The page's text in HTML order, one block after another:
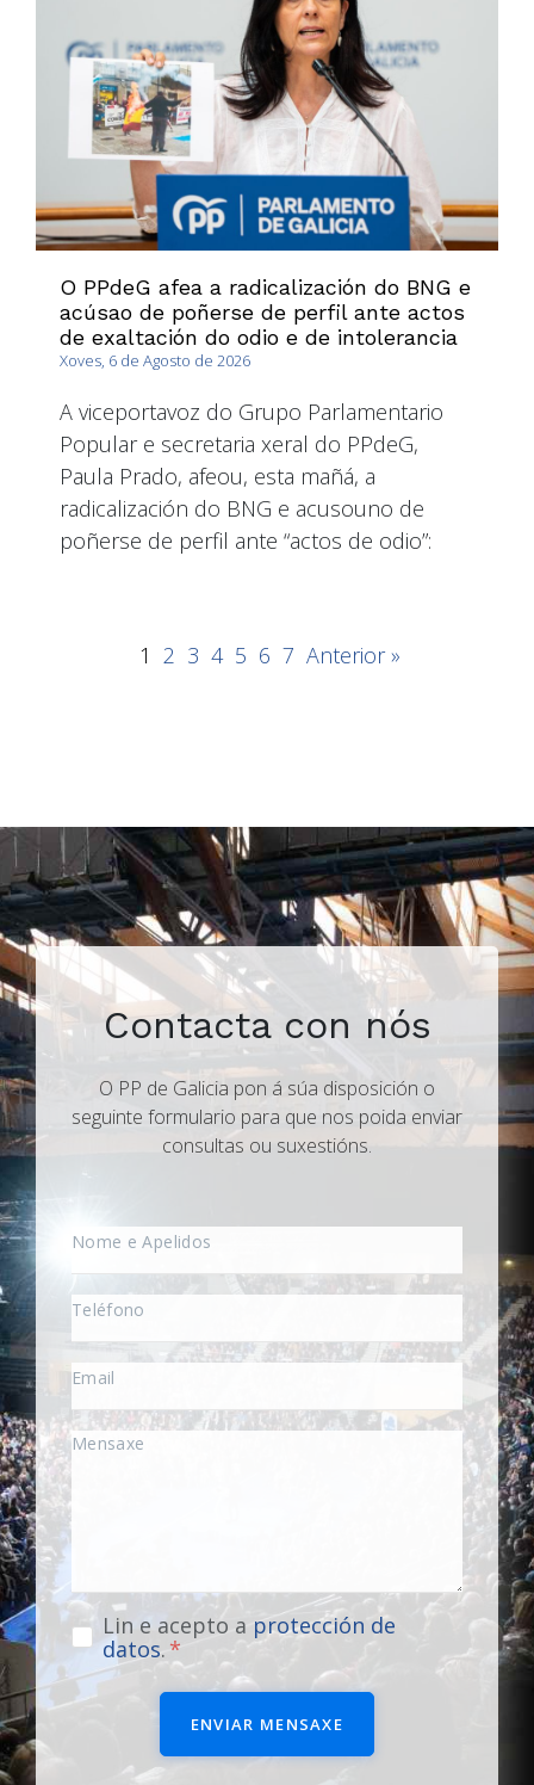
O PPdeG afea a radicalización do BNG e
acúsao de poñerse de perfil ante actos
de exaltación do odio e de intolerancia
Xoves, 6 de Agosto de 2026
A viceportavoz do Grupo Parlamentario
Popular e secretaria xeral do PPdeG,
Paula Prado, afeou, esta mañá, a
radicalización do BNG e acusouno de
poñerse de perfil ante “actos de odio”:
1 2 3 4 5 6 7 Anterior »
Contacta con nós
O PP de Galicia pon á súa disposición o
seguinte formulario para que nos poida enviar
consultas ou suxestións.
Lin e acepto a protección de
datos.
ENVIAR MENSAXE